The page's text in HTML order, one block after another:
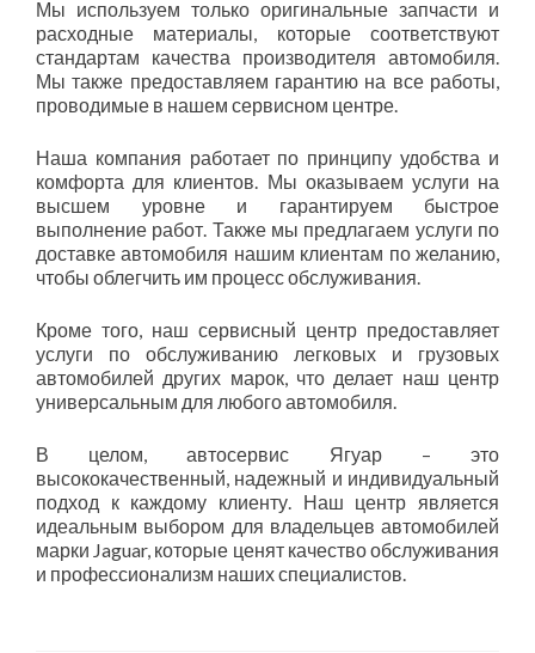
Мы используем только оригинальные запчасти и
расходные материалы, которые соответствуют
стандартам качества производителя автомобиля.
Мы также предоставляем гарантию на все работы,
проводимые в нашем сервисном центре.
Наша компания работает по принципу удобства и
комфорта для клиентов. Мы оказываем услуги на
высшем уровне и гарантируем быстрое
выполнение работ. Также мы предлагаем услуги по
доставке автомобиля нашим клиентам по желанию,
чтобы облегчить им процесс обслуживания.
Кроме того, наш сервисный центр предоставляет
услуги по обслуживанию легковых и грузовых
автомобилей других марок, что делает наш центр
универсальным для любого автомобиля.
В целом, автосервис Ягуар – это
высококачественный, надежный и индивидуальный
подход к каждому клиенту. Наш центр является
идеальным выбором для владельцев автомобилей
марки Jaguar, которые ценят качество обслуживания
и профессионализм наших специалистов.